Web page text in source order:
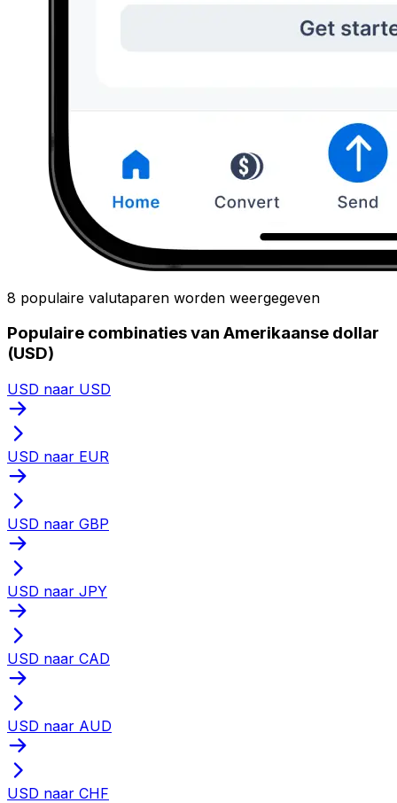
8 populaire valutaparen worden weergegeven
Populaire combinaties van Amerikaanse dollar
(USD)
USD naar USD
USD naar EUR
USD naar GBP
USD naar JPY
USD naar CAD
USD naar AUD
USD naar CHF